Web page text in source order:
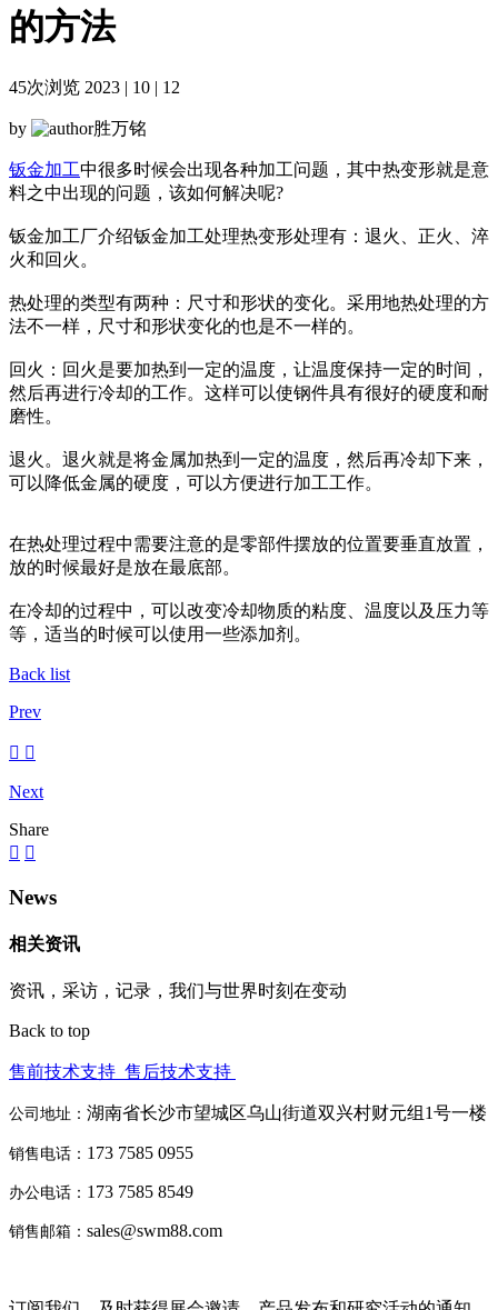
的方法
45次浏览 2023 | 10 | 12
by 胜万铭
钣金加工中很多时候会出现各种加工问题，其中热变形就是意
料之中出现的问题，该如何解决呢?
钣金加工厂介绍钣金加工处理热变形处理有：退火、正火、淬
火和回火。
热处理的类型有两种：尺寸和形状的变化。采用地热处理的方
法不一样，尺寸和形状变化的也是不一样的。
回火：回火是要加热到一定的温度，让温度保持一定的时间，
然后再进行冷却的工作。这样可以使钢件具有很好的硬度和耐
磨性。
退火。退火就是将金属加热到一定的温度，然后再冷却下来，
可以降低金属的硬度，可以方便进行加工工作。
在热处理过程中需要注意的是零部件摆放的位置要垂直放置，
放的时候最好是放在最底部。
在冷却的过程中，可以改变冷却物质的粘度、温度以及压力等
等，适当的时候可以使用一些添加剂。
Back list
Prev
Next
Share
News
相关资讯
资讯，采访，记录，我们与世界时刻在变动
Back to top
售前技术支持 售后技术支持
公司地址： 湖南省长沙市望城区乌山街道双兴村财元组1号一楼
销售电话： 173 7585 0955
办公电话： 173 7585 8549
销售邮箱： sales@swm88.com